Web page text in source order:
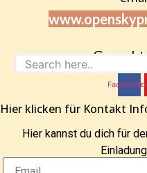
Facebook
Hier klicken für Kontakt
Hier kannst du dich für